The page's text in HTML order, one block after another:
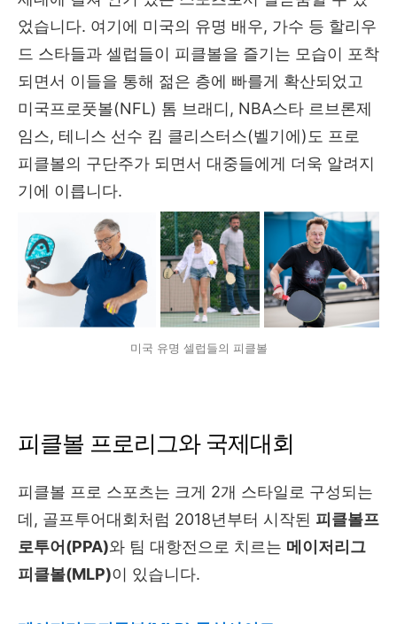
었습니다. 여기에 미국의 유명 배우, 가수 등 할리우
드 스타들과 셀럽들이 피클볼을 즐기는 모습이 포착
되면서 이들을 통해 젊은 층에 빠를게 확산되었고
미국프로풋볼(NFL) 톰 브래디, NBA스타 르브론제
임스, 테니스 선수 킴 클리스터스(벨기에)도 프로
피클볼의 구단주가 되면서 대중들에게 더욱 알려지
기에 이릅니다.
미국 유명 셀럽들의 피클볼
피클볼 프로리그와 국제대회
피클볼 프로 스포츠는 크게 2개 스타일로 구성되는
데, 골프투어대회처럼 2018년부터 시작된 피클볼프
로투어(PPA)와 팀 대항전으로 치르는 메이저리그
피클볼(MLP)이 있습니다.